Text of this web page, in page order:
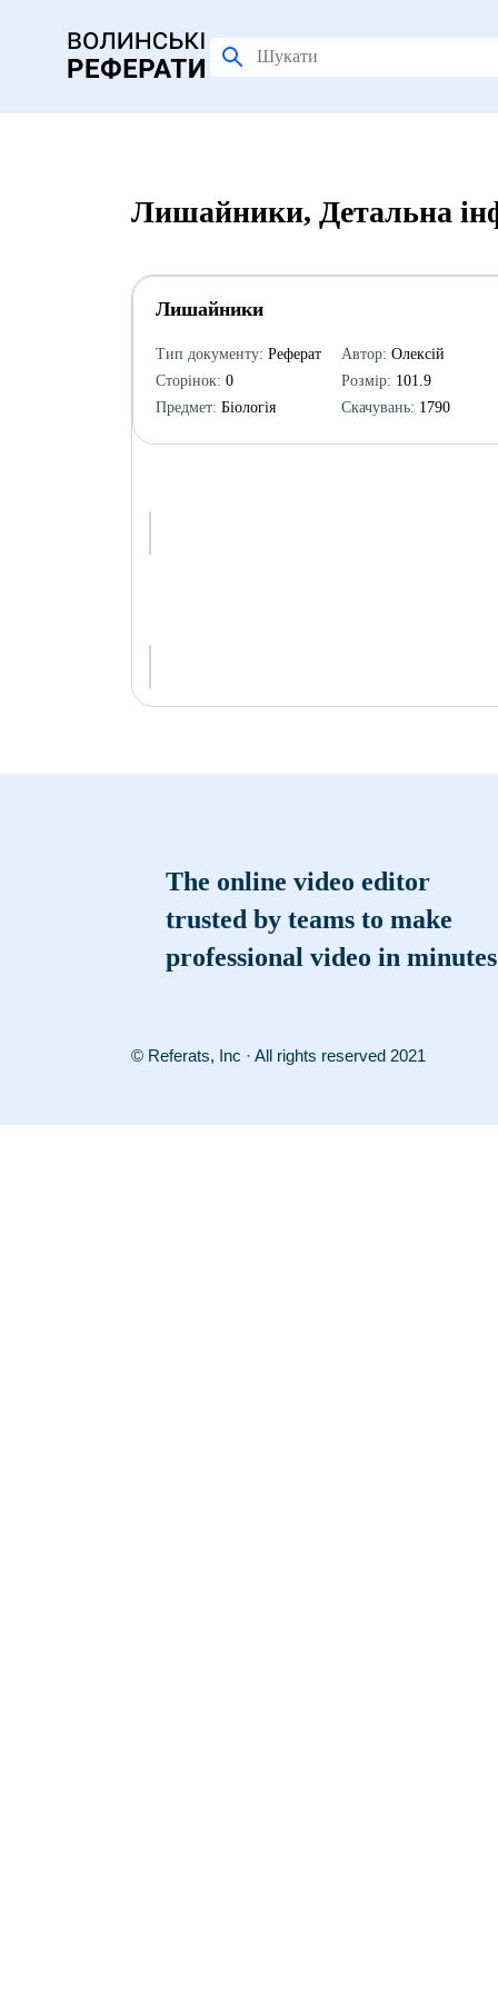
Лишайники, Детальна
Лишайники
Тип документу: Реферат
Сторінок: 0
Предмет: Біологія
Автор: Олексій
Розмір: 101.9
Скачувань: 1790
The online video editor
trusted by teams to make
professional video in minutes
© Referats, Inc · All rights reserved 2021